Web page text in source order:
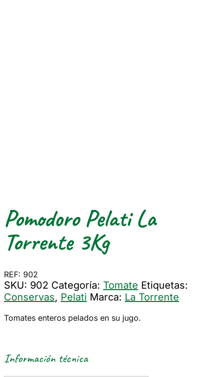
Pomodoro Pelati La
Torrente 3Kg
REF: 902
SKU: 902 Categoría: Tomate Etiquetas:
Conservas, Pelati Marca: La Torrente
Tomates enteros pelados en su jugo.
Información técnica